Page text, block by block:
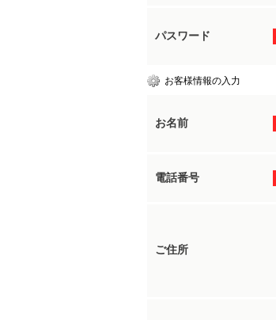
パスワード
お客様情報の入力
お名前
電話番号
ご住所